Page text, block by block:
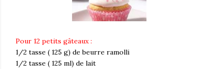
Pour 12 petits gâteaux :
1/2 tasse ( 125 g) de beurre ramolli
1/2 tasse ( 125 ml) de lait